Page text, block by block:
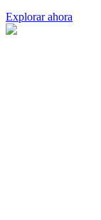
Explorar ahora